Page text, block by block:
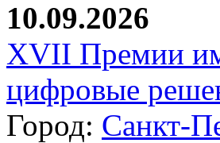
10.09.2026
XVII Премии
цифровые
Город: Санкт-